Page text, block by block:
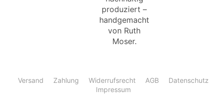
produziert –
handgemacht
von Ruth
Moser.
Versand Zahlung Widerrufsrecht AGB
Datenschutz
Impressum